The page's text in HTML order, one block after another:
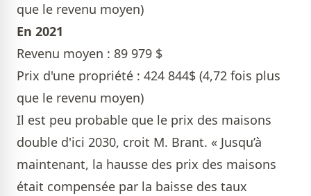
que le revenu moyen)
En 2021
Revenu moyen : 89 979 $
Prix d'une propriété : 424 844$ (4,72 fois plus
que le revenu moyen)
Il est peu probable que le prix des maisons
double d'ici 2030, croit M. Brant. « Jusqu’à
maintenant, la hausse des prix des maisons
était compensée par la baisse des taux